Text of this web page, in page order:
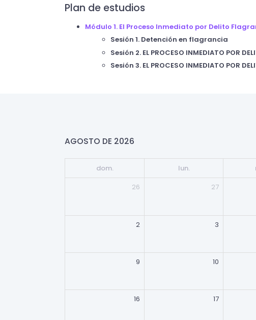
Plan de estudios
Módulo 1. El Proceso Inmediato por Delito
Sesión 1. Detención en flagrancia
Sesión 2. EL PROCESO INMEDIATO POR
Sesión 3. EL PROCESO INMEDIATO POR
AGOSTO DE 2026
dom. lun.
26
27
2 3
9 10
16 17